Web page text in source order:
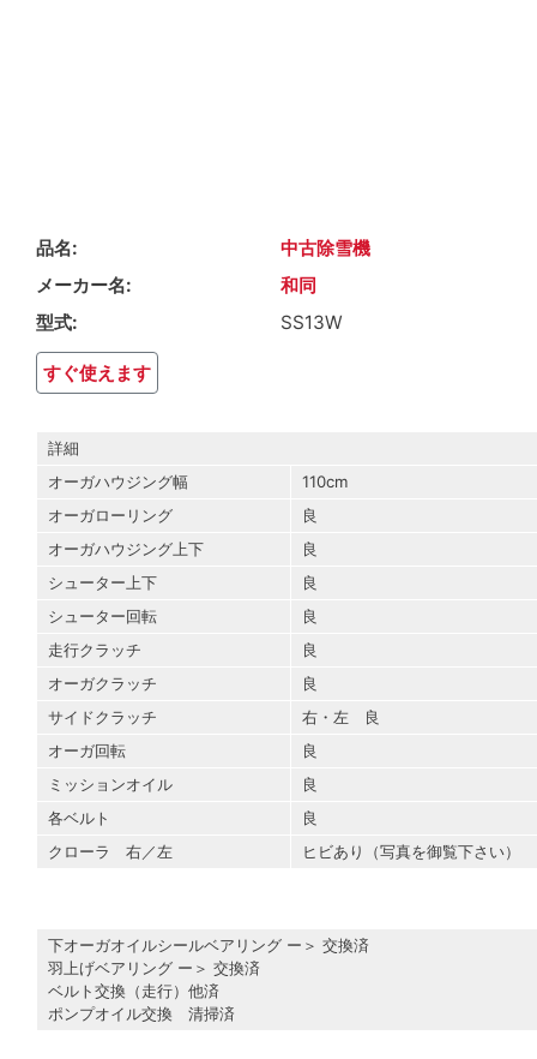
品名
中古除雪機
メーカー名
和同
型式
SS13W
すぐ使えます
詳細
オーガハウジング幅
110cm
オーガローリング
良
オーガハウジング上下
良
シューター上下
良
シューター回転
良
走行クラッチ
良
オーガクラッチ
良
サイドクラッチ
右・左 良
オーガ回転
良
ミッションオイル
良
各ベルト
良
クローラ 右／左
ヒビあり（写真を御覧下さい）
下オーガオイルシールベアリング ー＞ 交換済
羽上げベアリング ー＞ 交換済
ベルト交換（走行）他済
ポンプオイル交換 清掃済